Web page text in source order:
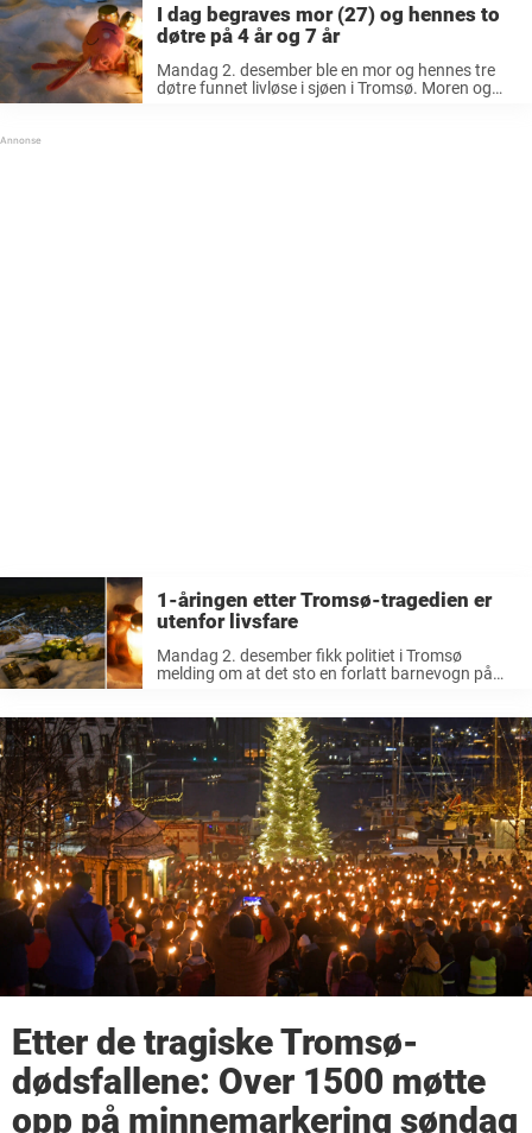
I dag begraves mor (27) og hennes to
døtre på 4 år og 7 år
Mandag 2. desember ble en mor og hennes tre
døtre funnet livløse i sjøen i Tromsø. Moren og
1-åringen etter Tromsø-tragedien er
utenfor livsfare
Mandag 2. desember fikk politiet i Tromsø
melding om at det sto en forlatt barnevogn på
Etter de tragiske Tromsø-
dødsfallene: Over 1500 møtte
opp på minnemarkering søndag